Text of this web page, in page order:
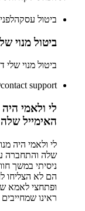
ביטול עסקהלפני 3 ימים
ביטול מנוי
ביטול מנוי שלי ד
contact support
לי ולאמי
האימייל
לי ולאמי היה
שלה והתחברה
ניסיתי במשך
הם לא הצליחו
ופתחצי לאמא
ראינו שמחייבים אותנו 3 פעמים, למרוצ שרק